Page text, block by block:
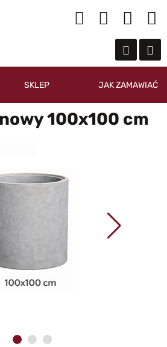
SKLEP JAK ZAMAWIAĆ
100x100 cm